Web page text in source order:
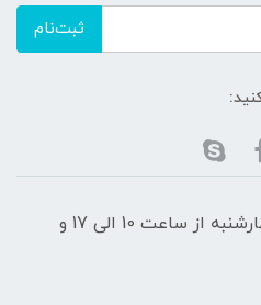
ثبت‌نام
زمان پاسخگویی از شنبه تا چهارشنبه از ساعت 10 الی 17 و